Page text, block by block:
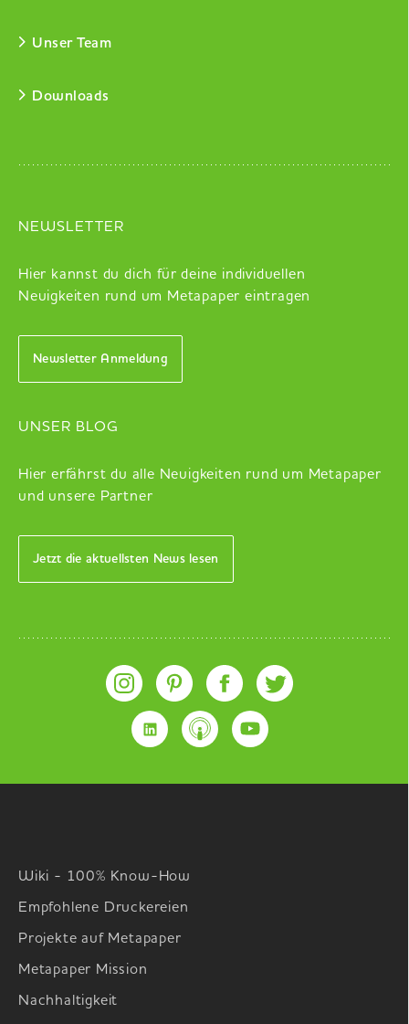
Unser Team
Downloads
NEWSLETTER
Hier kannst du dich für deine individuellen
Neuigkeiten rund um Metapaper eintragen
Newsletter Anmeldung
UNSER BLOG
Hier erfährst du alle Neuigkeiten rund um Metapaper
und unsere Partner
Jetzt die aktuellsten News lesen
Wiki - 100% Know-How
Empfohlene Druckereien
Projekte auf Metapaper
Metapaper Mission
Nachhaltigkeit